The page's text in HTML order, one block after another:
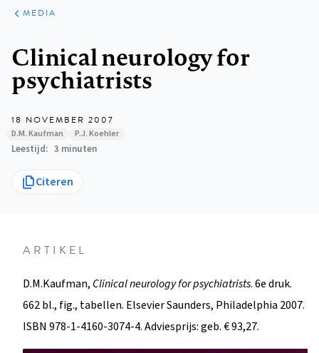
ARTIKELEN
VARIA
MEDIA
Clinical neurology for
psychiatrists
18 NOVEMBER 2007
D.M. Kaufman P.J. Koehler
Leestijd 3 minuten
Citeren
ARTIKEL
D.M.Kaufman, Clinical neurology for psychiatrists. 6e druk.
662 bl., fig., tabellen. Elsevier Saunders, Philadelphia 2007.
ISBN 978-1-4160-3074-4. Adviesprijs: geb. € 93,27.